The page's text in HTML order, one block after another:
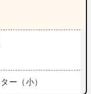
ー（小）